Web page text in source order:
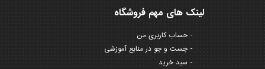
لینک های مهم فروشگاه
حساب کاربری من
جست و جو در منابع آموزشی
سبد خرید